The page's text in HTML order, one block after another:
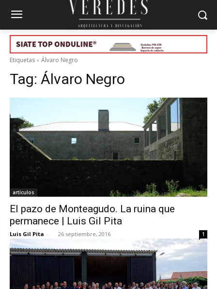
Etiquetas Álvaro Negro
Tag: Álvaro Negro
artículos
El pazo de Monteagudo. La ruina que
permanece | Luis Gil Pita
Luis Gil Pita - 26 septiembre, 2016 1